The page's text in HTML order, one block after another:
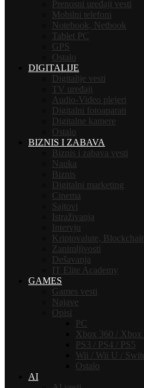
Prenosni uređaji vesti
Mobilni telefoni
Notebook, Netbook
Tablet PC
GPS
Ostalo
DIGITALIJE
Digitalije vesti
TV uređaji
Audio-Video plejeri
Digitalni fotoaparati
Digitalne kamere
Ostalo
BIZNIS I ZABAVA
Biznis i zabava vesti
Nauka
Biznis
Digitalni marketing
Cinema
Sajtovi
Istraživanja
Intervju
Kriptovalute,
Zanimljivosti
Dešavanja
IT Elite Academy
GAMES
Games vesti
Najave
Opisi
PC
Xbox 360 /
PS3 / PS4 / PS5
Wii / Wii U /
Ostalo
AI